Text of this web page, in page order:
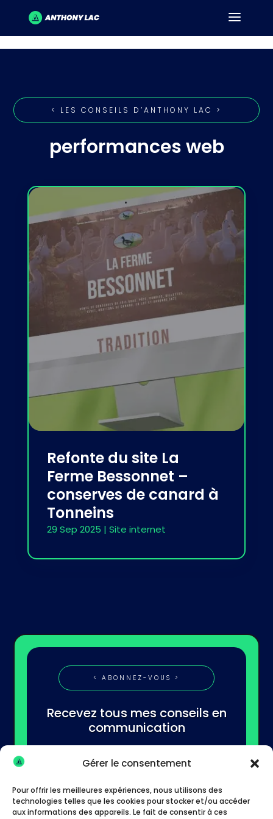
Gérer le consentement
Pour offrir les meilleures expériences, nous utilisons des
technologies telles que les cookies pour stocker et/ou accéder
aux informations des appareils. Le fait de consentir à ces
< LES CONSEILS D’ANTHONY LAC >
performances web
Refonte du site La
Ferme Bessonnet –
conserves de canard à
Tonneins
29 Sep 2025 | Site internet
< ABONNEZ-VOUS >
Recevez tous mes conseils en
communication